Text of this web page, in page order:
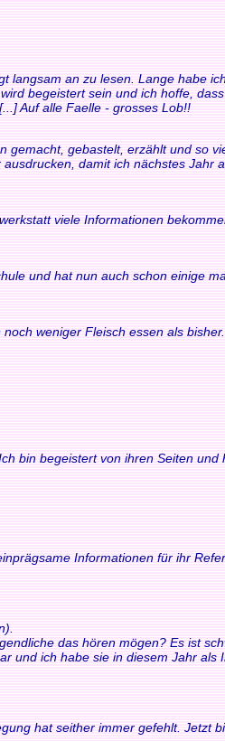
langsam an zu lesen. Lange habe
begeistert sein und ich hoffe,
Auf alle Faelle - grosses Lob!!
gebastelt, erzählt und so
damit ich nächstes Jahr
viele Informationen
und hat nun auch schon einige
weniger Fleisch essen als bisher.
bin begeistert von ihren Seiten
Informationen für ihr
das hören mögen? Es ist
und ich habe sie in diesem Jahr als
hat seither immer gefehlt. Jetzt